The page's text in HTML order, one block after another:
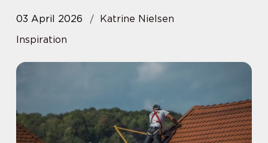
03 April 2026
Katrine Nielsen
Inspiration